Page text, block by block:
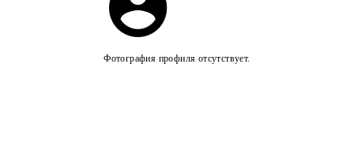
Фотография профиля отсутствует.